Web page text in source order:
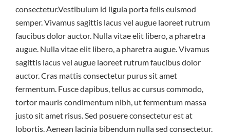
consectetur.Vestibulum id ligula porta felis euismod
semper. Vivamus sagittis lacus vel augue laoreet rutrum
faucibus dolor auctor. Nulla vitae elit libero, a pharetra
augue. Nulla vitae elit libero, a pharetra augue. Vivamus
sagittis lacus vel augue laoreet rutrum faucibus dolor
auctor. Cras mattis consectetur purus sit amet
fermentum. Fusce dapibus, tellus ac cursus commodo,
tortor mauris condimentum nibh, ut fermentum massa
justo sit amet risus. Sed posuere consectetur est at
lobortis. Aenean lacinia bibendum nulla sed consectetur.